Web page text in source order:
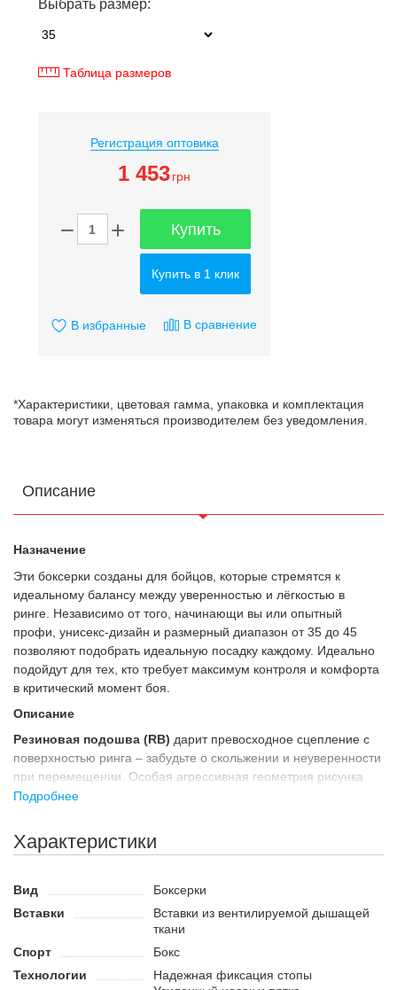
Выбрать размер:
Таблица размеров
Регистрация оптовика
1 453 грн
Купить
Купить в 1 клик
В избранные В сравнение
*Характеристики, цветовая гамма, упаковка и комплектация
товара могут изменяться производителем без уведомления.
Описание
Назначение
Эти боксерки созданы для бойцов, которые стремятся к
идеальному балансу между уверенностью и лёгкостью в
ринге. Независимо от того, начинающи вы или опытный
профи, унисекс-дизайн и размерный диапазон от 35 до 45
позволяют подобрать идеальную посадку каждому. Идеально
подойдут для тех, кто требует максимум контроля и комфорта
в критический момент боя.
Описание
Резиновая подошва (RB) дарит превосходное сцепление с
поверхностью ринга – забудьте о скольжении и неуверенности
при перемещении. Особая агрессивная геометрия рисунка
подошвы усиливает фиксацию и устойчивость при любых
Верх из натуральной кожи
прочными, но и значительно улучшает посадку – материал со
надежную мягкость без потери формы.
Шнуровкаобеспечивает точную регулируемую фиксацию —
риск смещений и травм в активной фазе боя.
Вставки из вентилируемой дышащей ткани
Подробнее
Характеристики
Вид
Боксерки
Вставки
Вставки из вентилируемой дышащей
ткани
Спорт
Бокс
Технологии
Надежная фиксация стопы